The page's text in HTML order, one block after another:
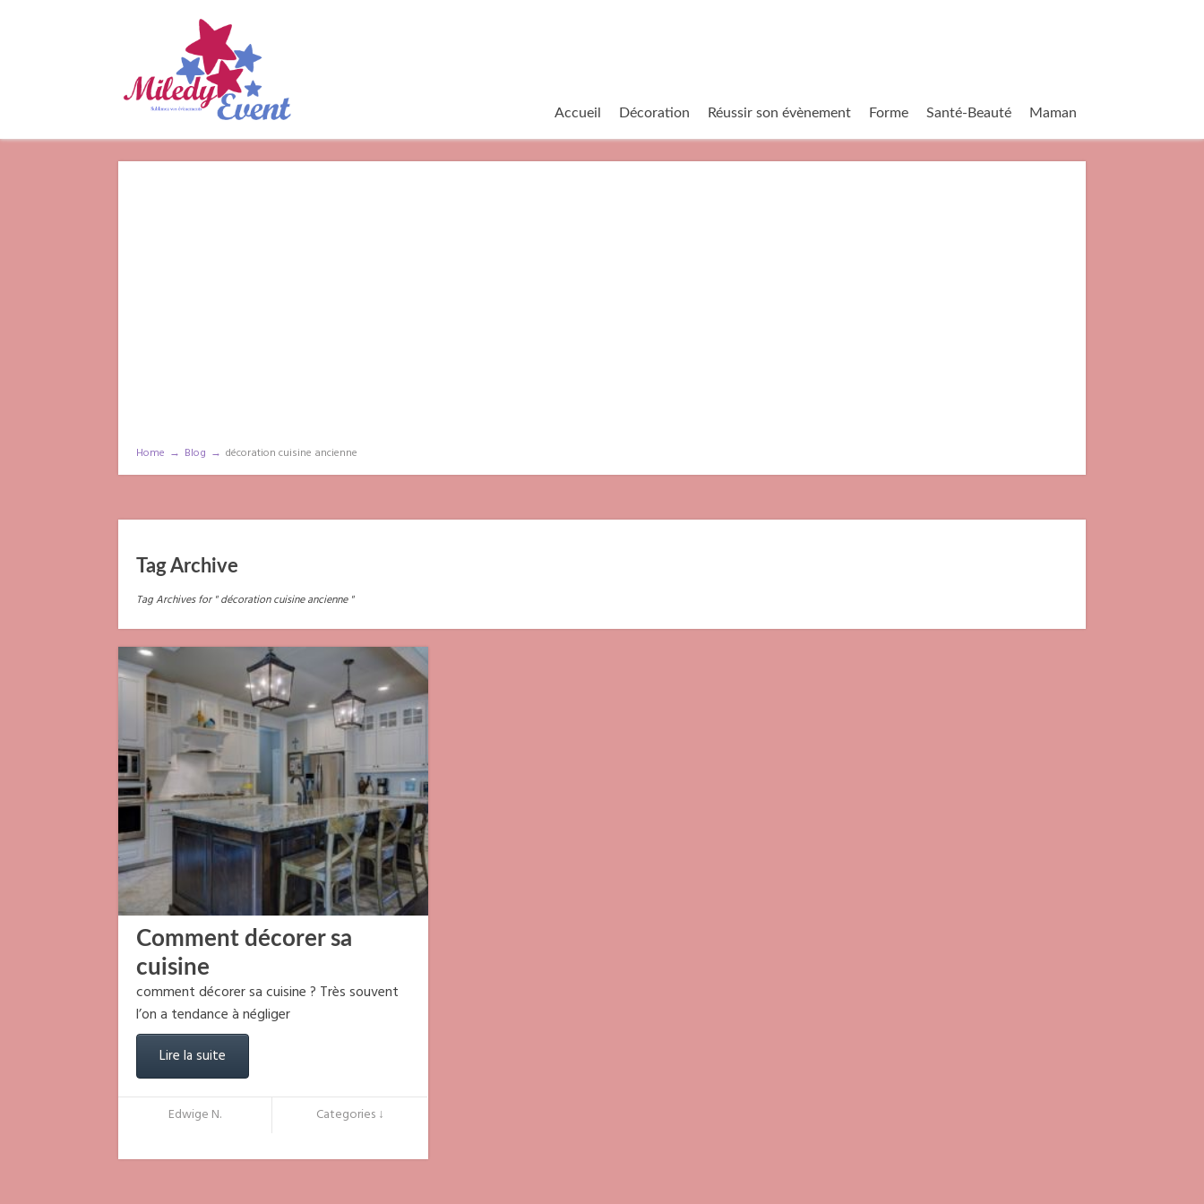
Accueil Décoration Réussir son évènement Forme Santé-Beauté Maman
Home → Blog → décoration cuisine ancienne
Tag Archive
Tag Archives for " décoration cuisine ancienne "
Comment décorer sa
cuisine
comment décorer sa cuisine ? Très souvent
l’on a tendance à négliger
Lire la suite
Edwige N. Categories ↓